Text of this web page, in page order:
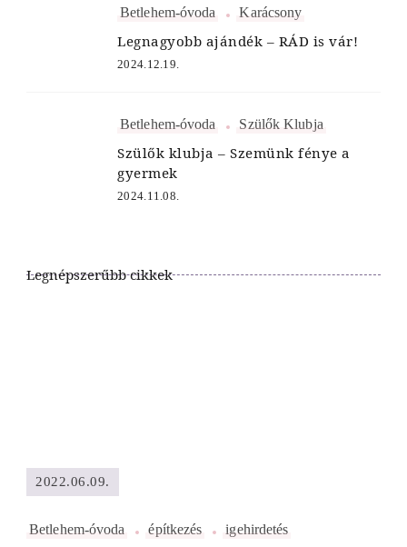
Betlehem-óvoda Karácsony
Legnagyobb ajándék – RÁD is vár!
2024.12.19.
Betlehem-óvoda Szülők Klubja
Szülők klubja – Szemünk fénye a
gyermek
2024.11.08.
Legnépszerűbb cikkek
Betlehem-óvoda építkezés igehirdetés
2022.06.09.